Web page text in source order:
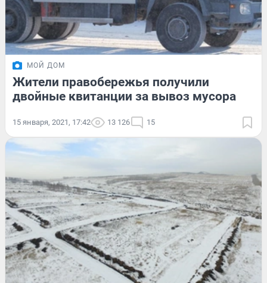
МОЙ ДОМ
Жители правобережья получили
двойные квитанции за вывоз мусора
15 января, 2021, 17:42 13 126 15